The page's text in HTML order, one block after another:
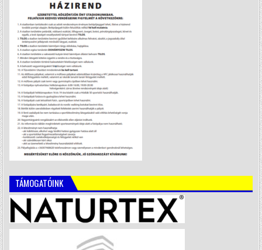
TÁMOGATÓINK